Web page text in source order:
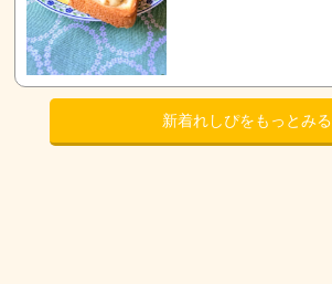
新着れしぴをもっとみる